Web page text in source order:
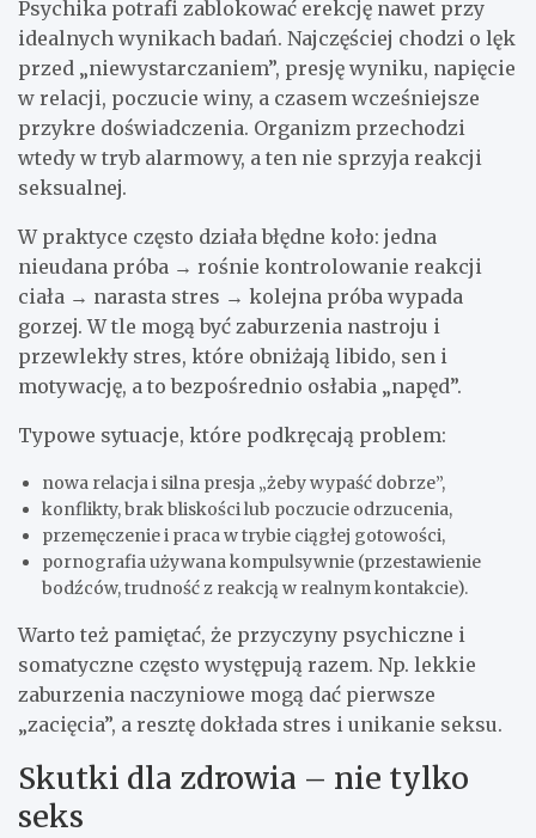
Psychika potrafi zablokować erekcję nawet przy
idealnych wynikach badań. Najczęściej chodzi o lęk
przed „niewystarczaniem”, presję wyniku, napięcie
w relacji, poczucie winy, a czasem wcześniejsze
przykre doświadczenia. Organizm przechodzi
wtedy w tryb alarmowy, a ten nie sprzyja reakcji
seksualnej.
W praktyce często działa błędne koło: jedna
nieudana próba → rośnie kontrolowanie reakcji
ciała → narasta stres → kolejna próba wypada
gorzej. W tle mogą być zaburzenia nastroju i
przewlekły stres, które obniżają libido, sen i
motywację, a to bezpośrednio osłabia „napęd”.
Typowe sytuacje, które podkręcają problem:
nowa relacja i silna presja „żeby wypaść dobrze”,
konflikty, brak bliskości lub poczucie odrzucenia,
przemęczenie i praca w trybie ciągłej gotowości,
pornografia używana kompulsywnie (przestawienie
bodźców, trudność z reakcją w realnym kontakcie).
Warto też pamiętać, że przyczyny psychiczne i
somatyczne często występują razem. Np. lekkie
zaburzenia naczyniowe mogą dać pierwsze
„zacięcia”, a resztę dokłada stres i unikanie seksu.
Skutki dla zdrowia – nie tylko
seks